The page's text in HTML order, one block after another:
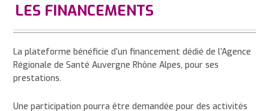
LES FINANCEMENTS
La plateforme bénéficie d’un financement dédié de l’Agence
Régionale de Santé Auvergne Rhône Alpes, pour ses
prestations.
Une participation pourra être demandée pour des activités